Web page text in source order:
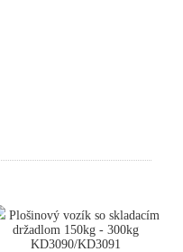
Plošinový vozík so skladacím
držadlom 150kg - 300kg
KD3090/KD3091